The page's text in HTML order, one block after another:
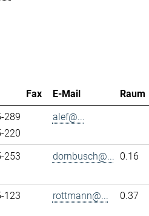
Fax E-Mail Raum
289
220
alef@...
253 dornbusch@... 0.16
123 rottmann@... 0.37